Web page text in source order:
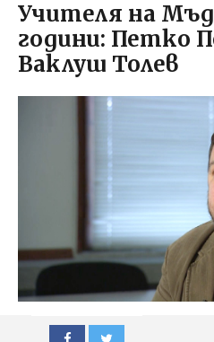
Учителя на
години: Петко
Ваклуш Толев